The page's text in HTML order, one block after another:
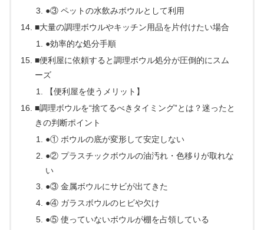
●③ ペットの水飲みボウルとして利用
■大量の調理ボウルやキッチン用品を片付けたい場合
●効率的な処分手順
■便利屋に依頼すると調理ボウル処分が圧倒的にスム
ーズ
【便利屋を使うメリット】
■調理ボウルを“捨てるべきタイミング”とは？迷ったと
きの判断ポイント
●① ボウルの底が変形して安定しない
●② プラスチックボウルの油汚れ・色移りが取れな
い
●③ 金属ボウルにサビが出てきた
●④ ガラスボウルのヒビや欠け
●⑤ 使っていないボウルが棚を占領している